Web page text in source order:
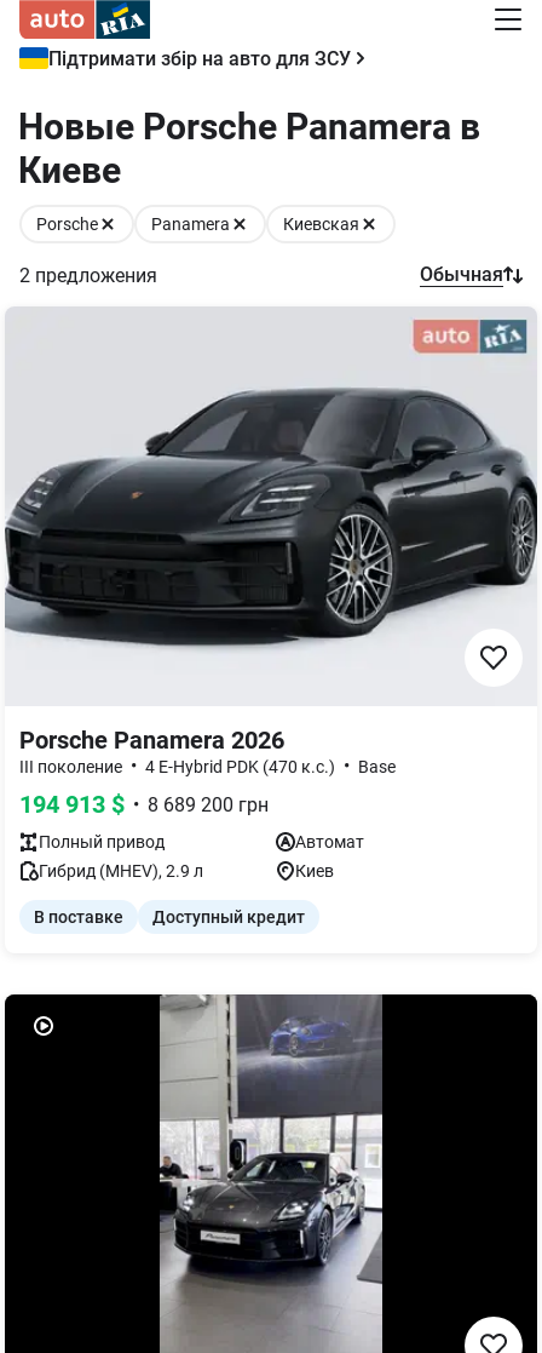
Підтримати збір на авто для ЗСУ
Новые Porsche Panamera в
Киеве
Porsche Panamera Киевская
2 предложения Обычная
Porsche Panamera 2026
III поколение • 4 E-Hybrid PDK (470 к.с.) • Base
194 913 $ • 8 689 200 грн
Полный привод
Автомат
Гибрид (MHEV), 2.9 л Киев
В поставке Доступный кредит